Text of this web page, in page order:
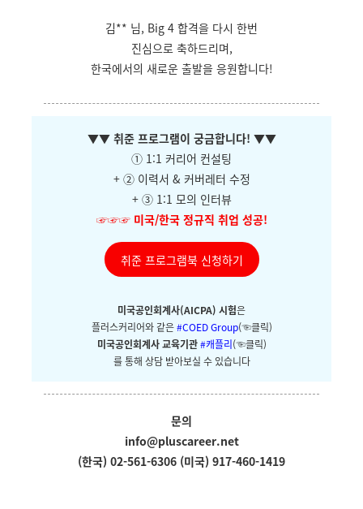
김** 님, Big 4 합격을 다시 한번
진심으로 축하드리며,
한국에서의 새로운 출발을 응원합니다!
▼▼ 취준 프로그램이 궁금합니다! ▼▼
① 1:1 커리어 컨설팅
+ ② 이력서 & 커버레터 수정
+ ③ 1:1 모의 인터뷰
☞☞☞ 미국/한국 정규직 취업 성공!
취준 프로그램북 신청하기
미국공인회계사(AICPA) 시험은
플러스커리어와 같은#COED Group(☜클릭)
미국공인회계사 교육기관#캐플리(☜클릭)
를 통해 상담 받아보실 수 있습니다
문의
info@pluscareer.net
(한국) 02-561-6306 (미국) 917-460-1419